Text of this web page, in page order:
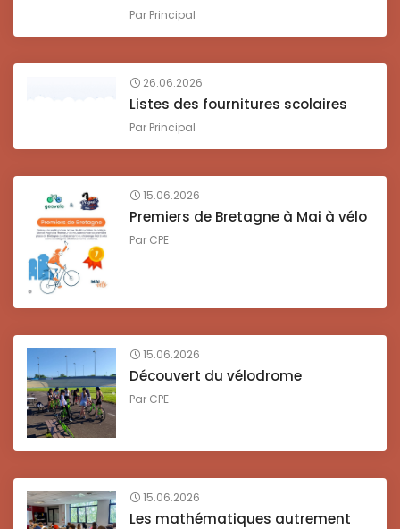
Par Principal
26.06.2026
Listes des fournitures scolaires
Par Principal
15.06.2026
Premiers de Bretagne à Mai à vélo
Par CPE
15.06.2026
Découvert du vélodrome
Par CPE
15.06.2026
Les mathématiques autrement